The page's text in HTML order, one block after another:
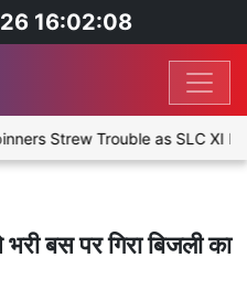
16:02:09
Trouble as SLC XI Reach
बस पर गिरा बिजली का